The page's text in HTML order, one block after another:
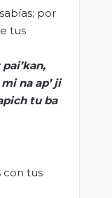
por
tus
pai’kan,
na ap’ ji
tu ba
con tus